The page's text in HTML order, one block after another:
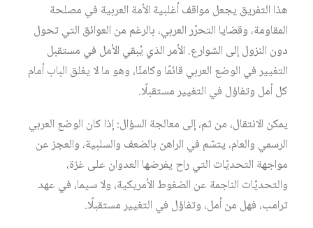
هذا التفريق يجعل مواقف أغلبية الأمة العربية في مصلحة
المقاومة، وقضايا التحرّر العربي، بالرغم من العوائق التي تحول
دون النزول إلى الشوارع. الأمر الذي يُبقي الأمل في مستقبل
التغيير في الوضع العربي قائمًا وكامنًا، وهو ما لا يغلق الباب أمام
كل أمل وتفاؤل في التغيير مستقبلًا.
يمكن الانتقال، من ثم، إلى معالجة السؤال: إذا كان الوضع العربي
الرسمي والعام، يتسّم في الراهن بالضعف والسلبية، والعجز عن
مواجهة التحديّات التي راح يفرضها العدوان على غزة،
والتحديّات الناجمة عن الضغوط الأمريكية، ولا سيما، في عهد
ترامب، فهل من أمل، وتفاؤل في التغيير مستقبلًا.